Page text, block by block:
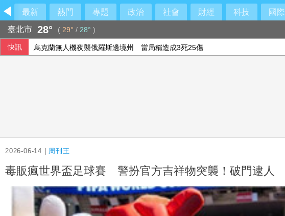
最新 熱門 專題 政治 社會 財經 科技 國際
臺北市 28° ( 29° / 28° )
快訊 烏克蘭無人機夜襲俄羅斯邊境州 當局稱造成3死25傷
2026-06-14 | 周刊王
毒販瘋世界盃足球賽 警扮官方吉祥物突襲！破門逮人